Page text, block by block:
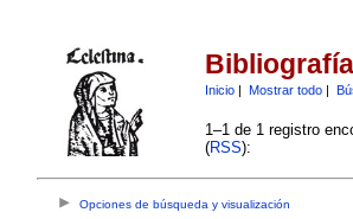
Inicio| Mostrar todo|
1–1 de 1 registro
(RSS):
Opciones de búsqueda y visualización